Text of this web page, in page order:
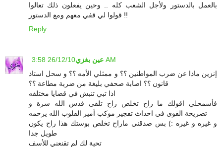
بالعمل بالدستور ولأجل الشعب كله .. وحين يفعلون ذلك تعالوا
قولوا لي قفي معهم ومع الدستور !!
Reply
عين بغزي 26/12/10 3:58 AM
إنزين ماذا عن ضرب المواطنين ؟؟ و ممثلي الأمه ؟؟ و سحل استاذ
قانون ؟؟ اصابة صحفي بليغة من ضربة مطاعة ؟؟
اذا تبي تنبش في قضايا مختلفه
فأسمحلي اقولك ما راح تخلص راح تلقى قدس الله سرة و
تصريحة القوي في احداث تفجير موكب أمير القلوب الله يرحمه
و غيره و غيره :) بس صدقني ماراح تخلص بوستك هذا راح يكون
طويل جدا
تحية لك لم تقنعني للأسف